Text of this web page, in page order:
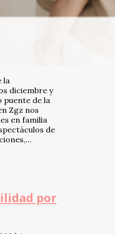
la
diciembre y
puente de la
Zgz nos
en familia
de
por